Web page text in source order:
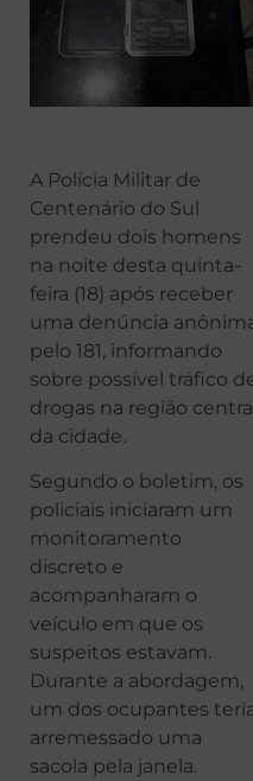
A Polícia Militar de
Centenário do Sul
prendeu dois homens
na noite desta quinta-
feira (18) após receber
uma denúncia
pelo 181, informando
sobre possível tráfico
drogas na região
da cidade.
Segundo o boletim, os
policiais iniciaram um
monitoramento
discreto e
acompanharam o
veículo em que os
suspeitos estavam.
Durante a abordagem,
um dos ocupantes
arremessado uma
sacola pela janela.